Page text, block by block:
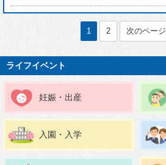
1 2 次のページ
ライフイベント
妊娠・出産
入園・入学